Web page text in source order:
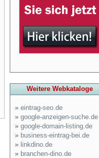
Weitere Webkataloge
» eintrag-seo.de
» google-anzeigen-suche.de
» google-domain-listing.de
» business-eintrag-bei.de
» linkdino.de
» branchen-dino.de